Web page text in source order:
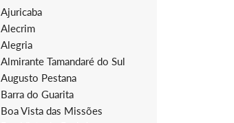
Ajuricaba
Alecrim
Alegria
Almirante Tamandaré do Sul
Augusto Pestana
Barra do Guarita
Boa Vista das Missões